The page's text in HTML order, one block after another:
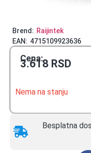
Brend: Raijintek
EAN: 4715109923636
Cena:
3.618 RSD
Nema na stanju
Besplatna